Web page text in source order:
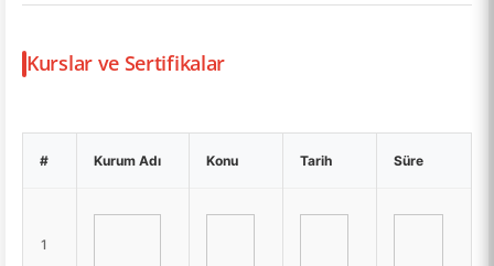
Kurslar ve Sertifikalar
# Kurum Adı Konu Tarih Süre
1